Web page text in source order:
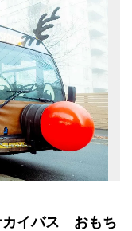
カイバス おもち